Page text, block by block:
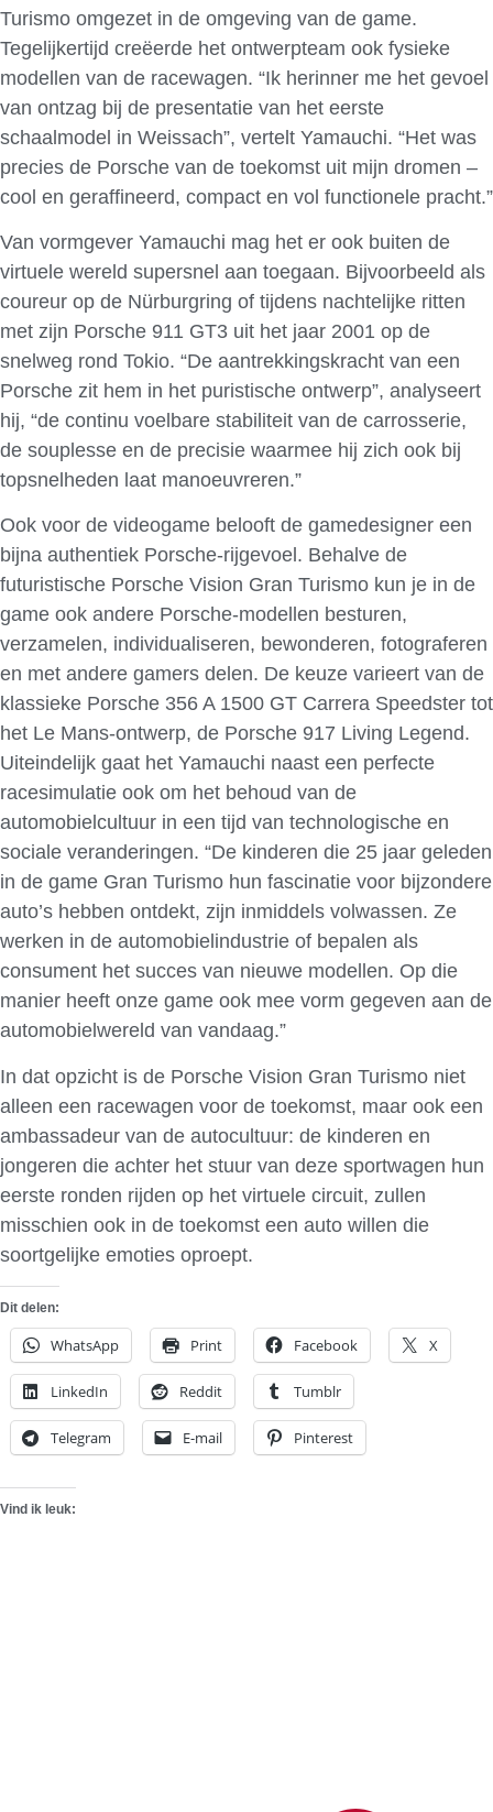
Turismo omgezet in de omgeving van de game.
Tegelijkertijd creëerde het ontwerpteam ook fysieke
modellen van de racewagen. “Ik herinner me het gevoel
van ontzag bij de presentatie van het eerste
schaalmodel in Weissach”, vertelt Yamauchi. “Het was
precies de Porsche van de toekomst uit mijn dromen –
cool en geraffineerd, compact en vol functionele pracht.”
Van vormgever Yamauchi mag het er ook buiten de
virtuele wereld supersnel aan toegaan. Bijvoorbeeld als
coureur op de Nürburgring of tijdens nachtelijke ritten
met zijn Porsche 911 GT3 uit het jaar 2001 op de
snelweg rond Tokio. “De aantrekkingskracht van een
Porsche zit hem in het puristische ontwerp”, analyseert
hij, “de continu voelbare stabiliteit van de carrosserie,
de souplesse en de precisie waarmee hij zich ook bij
topsnelheden laat manoeuvreren.”
Ook voor de videogame belooft de gamedesigner een
bijna authentiek Porsche-rijgevoel. Behalve de
futuristische Porsche Vision Gran Turismo kun je in de
game ook andere Porsche-modellen besturen,
verzamelen, individualiseren, bewonderen, fotograferen
en met andere gamers delen. De keuze varieert van de
klassieke Porsche 356 A 1500 GT Carrera Speedster tot
het Le Mans-ontwerp, de Porsche 917 Living Legend.
Uiteindelijk gaat het Yamauchi naast een perfecte
racesimulatie ook om het behoud van de
automobielcultuur in een tijd van technologische en
sociale veranderingen. “De kinderen die 25 jaar geleden
in de game Gran Turismo hun fascinatie voor bijzondere
auto’s hebben ontdekt, zijn inmiddels volwassen. Ze
werken in de automobielindustrie of bepalen als
consument het succes van nieuwe modellen. Op die
manier heeft onze game ook mee vorm gegeven aan de
automobielwereld van vandaag.”
In dat opzicht is de Porsche Vision Gran Turismo niet
alleen een racewagen voor de toekomst, maar ook een
ambassadeur van de autocultuur: de kinderen en
jongeren die achter het stuur van deze sportwagen hun
eerste ronden rijden op het virtuele circuit, zullen
misschien ook in de toekomst een auto willen die
soortgelijke emoties oproept.
Dit delen:
WhatsApp Print Facebook X
LinkedIn Reddit Tumblr
Telegram E-mail Pinterest
Vind ik leuk: